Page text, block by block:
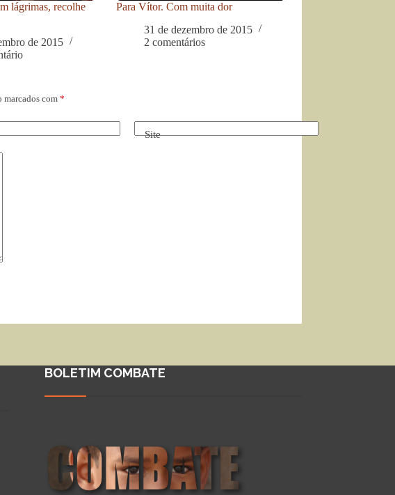
lágrimas, recolhe
de 2015
Para Vítor. Com muita dor
31 de dezembro de 2015
2 comentários
marcados com *
Site
BOLETIM COMBATE